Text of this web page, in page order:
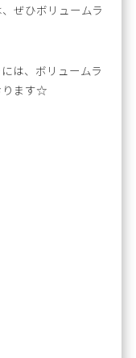
ぜひボリュームラ
は、ボリュームラ
ります☆